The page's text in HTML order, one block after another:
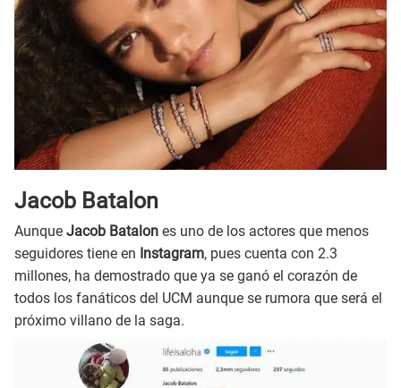
Jacob Batalon
Aunque Jacob Batalon es uno de los actores que menos
seguidores tiene en Instagram, pues cuenta con 2.3
millones, ha demostrado que ya se ganó el corazón de
todos los fanáticos del UCM aunque se rumora que será el
próximo villano de la saga.